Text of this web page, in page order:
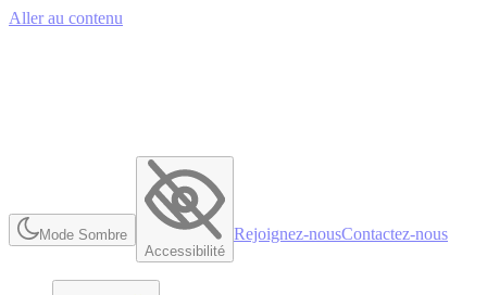
Aller au contenu
Mode Sombre
Accessibilité
Rejoignez-nousContactez-nous